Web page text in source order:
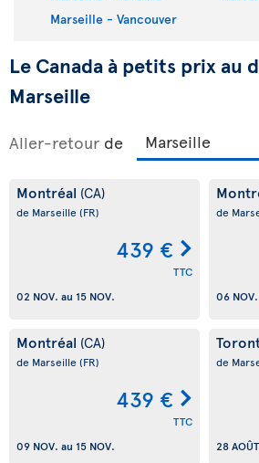
Marseille - Vancouver
Le Canada à petits prix au
Marseille
Aller-retour de
Montréal (CA)
de Marseille (FR)
439 €
TTC
02 NOV. au 15 NOV.
de
06 NOV.
Montréal (CA)
de Marseille (FR)
439 €
TTC
09 NOV. au 15 NOV.
de
28 AOÛT